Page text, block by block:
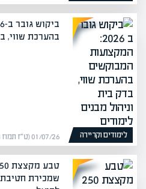
לימודים וקריירה
בהערכת שווי,
01/07/26 (ט״ז תמוז תשפ״ו) | מערכת אפיק
שמכירת